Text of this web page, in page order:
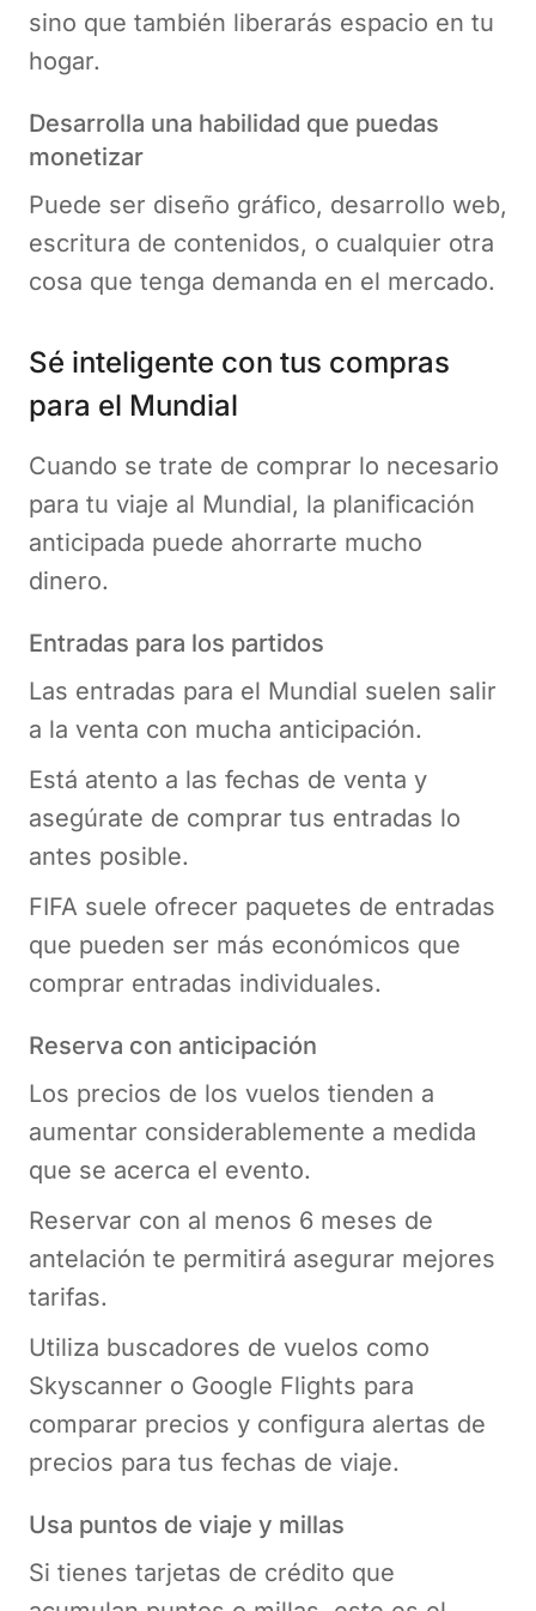
sino que también liberarás espacio en tu
hogar.
Desarrolla una habilidad que puedas
monetizar
Puede ser diseño gráfico, desarrollo web,
escritura de contenidos, o cualquier otra
cosa que tenga demanda en el mercado.
Sé inteligente con tus compras
para el Mundial
Cuando se trate de comprar lo necesario
para tu viaje al Mundial, la planificación
anticipada puede ahorrarte mucho
dinero.
Entradas para los partidos
Las entradas para el Mundial suelen salir
a la venta con mucha anticipación.
Está atento a las fechas de venta y
asegúrate de comprar tus entradas lo
antes posible.
FIFA suele ofrecer paquetes de entradas
que pueden ser más económicos que
comprar entradas individuales.
Reserva con anticipación
Los precios de los vuelos tienden a
aumentar considerablemente a medida
que se acerca el evento.
Reservar con al menos 6 meses de
antelación te permitirá asegurar mejores
tarifas.
Utiliza buscadores de vuelos como
Skyscanner o Google Flights para
comparar precios y configura alertas de
precios para tus fechas de viaje.
Usa puntos de viaje y millas
Si tienes tarjetas de crédito que